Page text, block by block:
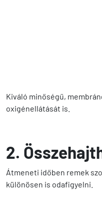
Kiváló minőségű,
oxigénellátását is.
2.
Átmeneti időben remek
különösen is odafigyelni.